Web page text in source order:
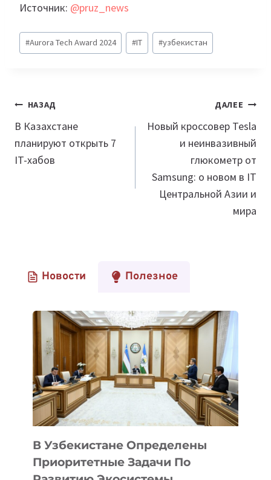
Источник: @pruz_news
Метки
записи:
#Aurora Tech Award 2024 #IT #узбекистан
Навигация
по
записям
НАЗАД
В Казахстане
планируют открыть 7
IT-хабов
ДАЛЕЕ
Новый кроссовер Tesla
и неинвазивный
глюкометр от
Samsung: о новом в IT
Центральной Азии и
мира
Новости Полезное
В Узбекистане Определены
Приоритетные Задачи По